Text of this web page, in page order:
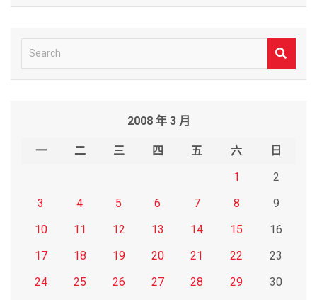
e
2008 年 3 月
一 二 三 四 五 六
日
1
2
3
4 5 6 7 8
9
10
11 12 13 14 15
16
17
18 19 20 21 22
23
24
25 26 27 28 29
30